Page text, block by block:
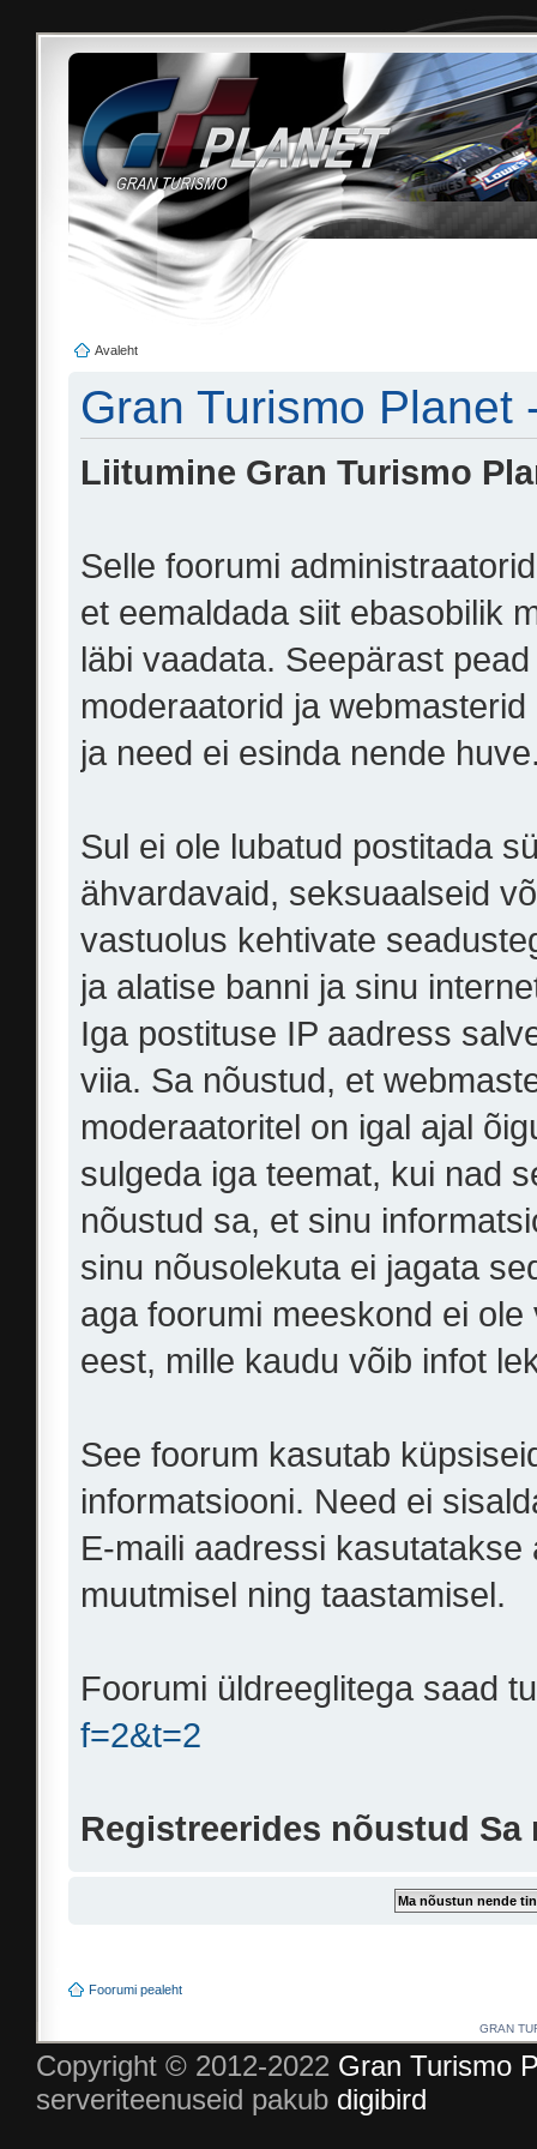
Avaleht
Gran Turismo Planet
Liitumine Gran Turismo
Selle foorumi
et eemaldada siit ebasobilik
läbi vaadata. Seepärast
moderaatorid ja
ja need ei esinda nende
Sul ei ole lubatud postitada
ähvardavaid, seksuaalseid
vastuolus kehtivate
ja alatise banni ja sinu
Iga postituse IP aadress
viia. Sa nõustud, et
moderaatoritel on igal ajal
sulgeda iga teemat, kui nad
nõustud sa, et sinu
sinu nõusolekuta ei jagata
aga foorumi meeskond ei
eest, mille kaudu võib infot
See foorum kasutab
informatsiooni. Need ei
E-maili aadressi
muutmisel ning taastamisel.
Foorumi üldreeglitega saad
f=2&t=2
Registreerides nõustud
Foorumi pealeht
GRAN
Copyright © 2012-2022 Gran Turismo
serveriteenuseid pakub digibird